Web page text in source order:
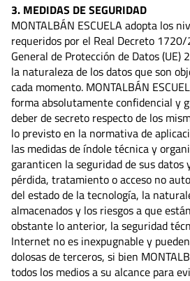
3. MEDIDAS DE SEGURIDAD
MONTALBÁN ESCUELA adopta los
requeridos por el Real Decreto
General de Protección de Datos (UE)
la naturaleza de los datos que son
cada momento. MONTALBÁN
forma absolutamente confidencial y
deber de secreto respecto de los
lo previsto en la normativa de
las medidas de índole técnica y
garanticen la seguridad de sus
pérdida, tratamiento o acceso no
del estado de la tecnología, la
almacenados y los riesgos a que
obstante lo anterior, la seguridad
Internet no es inexpugnable y
dolosas de terceros, si bien
todos los medios a su alcance para